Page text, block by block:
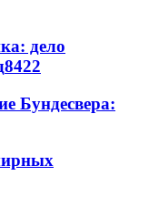
дело
8422
Бундесвера: